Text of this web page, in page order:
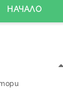
НАЧАЛО